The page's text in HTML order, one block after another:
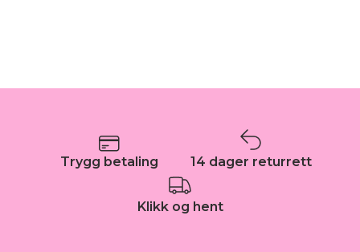
Trygg betaling 14 dager returrett
Klikk og hent